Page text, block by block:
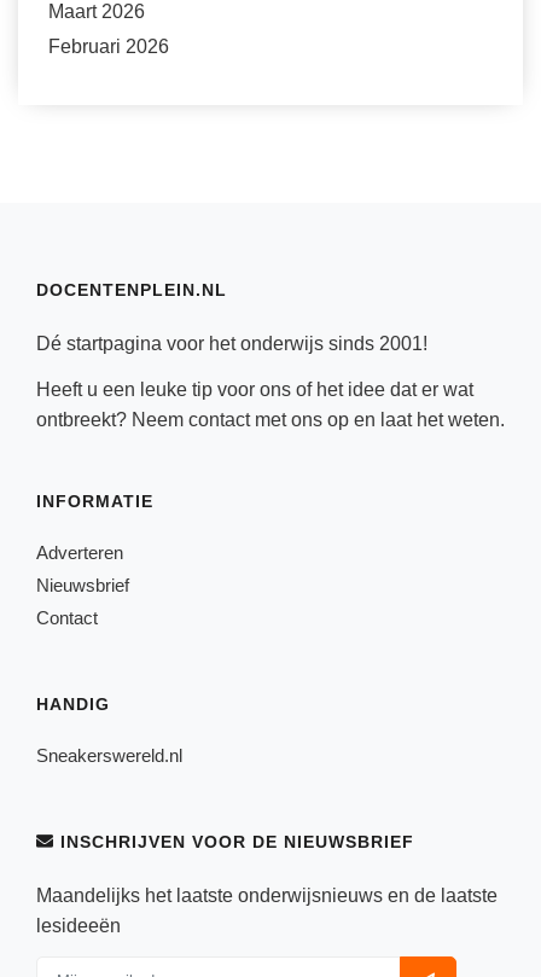
Maart 2026
Februari 2026
DOCENTENPLEIN.NL
Dé startpagina voor het onderwijs sinds 2001!
Heeft u een leuke tip voor ons of het idee dat er wat
ontbreekt? Neem contactmet ons op en laat het weten.
INFORMATIE
Adverteren
Nieuwsbrief
Contact
HANDIG
Sneakerswereld.nl
INSCHRIJVEN VOOR DE NIEUWSBRIEF
Maandelijks het laatste onderwijsnieuws en de laatste
lesideeën